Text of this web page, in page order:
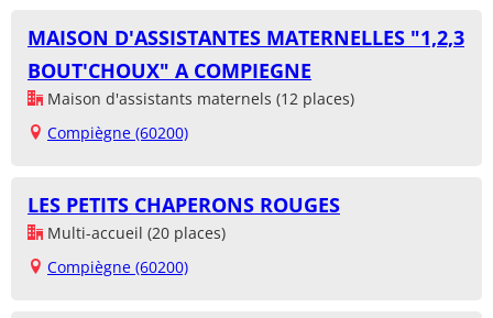
MAISON D'ASSISTANTES MATERNELLES "1,2,3
BOUT'CHOUX" A COMPIEGNE
Maison d'assistants maternels (12 places)
Compiègne (60200)
LES PETITS CHAPERONS ROUGES
Multi-accueil (20 places)
Compiègne (60200)